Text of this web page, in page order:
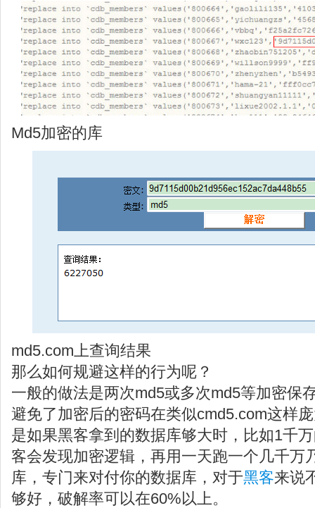
Md5加密的库
md5.com上查询结果
那么如何规避这样的行为呢？
一般的做法是两次md5或多次md5等加密保
避免了加密后的密码在类似cmd5.com这样
是如果黑客拿到的数据库够大时，比如1千
客会发现加密逻辑，再用一天跑一个几千万
库，专门来对付你的数据库，对于黑客来说
够好，破解率可以在60%以上。